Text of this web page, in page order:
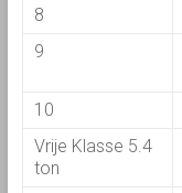
8
9
10
Vrije Klasse 5.4
ton